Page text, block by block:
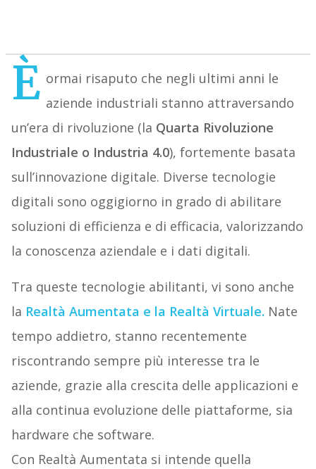
È ormai risaputo che negli ultimi anni le
aziende industriali stanno attraversando
un’era di rivoluzione (la Quarta Rivoluzione
Industriale o Industria 4.0), fortemente basata
sull’innovazione digitale. Diverse tecnologie
digitali sono oggigiorno in grado di abilitare
soluzioni di efficienza e di efficacia, valorizzando
la conoscenza aziendale e i dati digitali.
Tra queste tecnologie abilitanti, vi sono anche
la Realtà Aumentata e la Realtà Virtuale. Nate
tempo addietro, stanno recentemente
riscontrando sempre più interesse tra le
aziende, grazie alla crescita delle applicazioni e
alla continua evoluzione delle piattaforme, sia
hardware che software.
Con Realtà Aumentata si intende quella